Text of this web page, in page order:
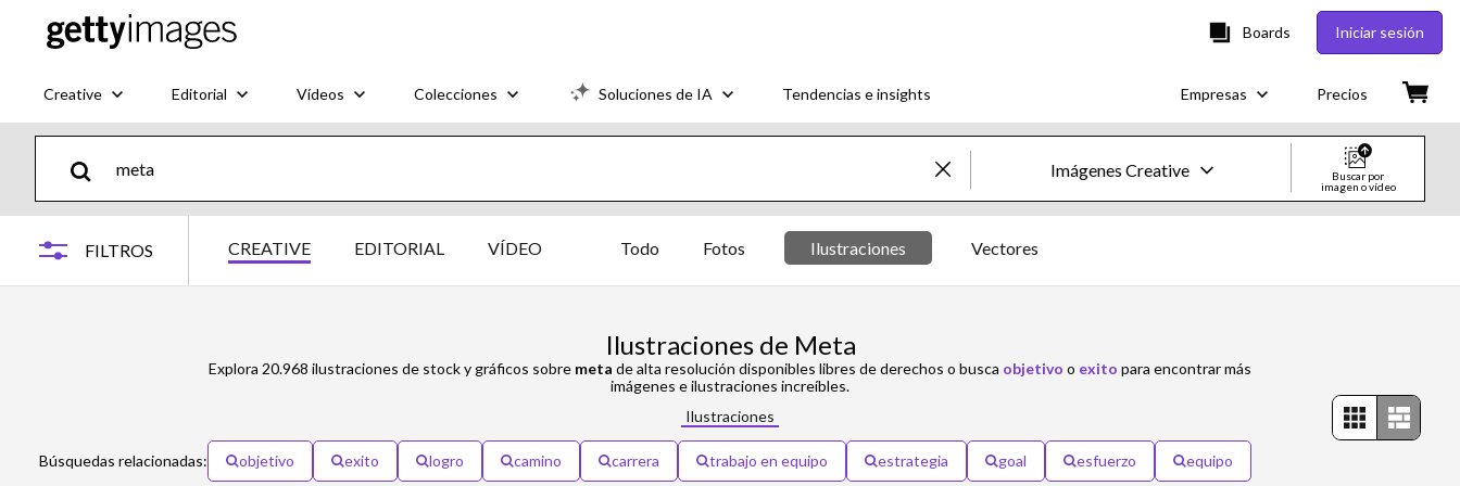
Boards Iniciar sesión
Creative Editorial Vídeos Colecciones Soluciones de IA Tendencias e insights Empresas Precios
Imágenes Creative
Editorial
Creative
Buscar por
imagen o vídeo
FILTROS CREATIVE EDITORIAL VÍDEO Todo Fotos Ilustraciones Vectores
Ilustraciones de Meta
Explora 20.968 ilustraciones de stock y gráficos sobre meta de alta resolución disponibles libres de derechos o busca objetivo o exito para encontrar más
imágenes e ilustraciones increíbles.
Ilustraciones
Búsquedas relacionadas: objetivo exito logro camino carrera trabajo en equipo estrategia goal esfuerzo equipo